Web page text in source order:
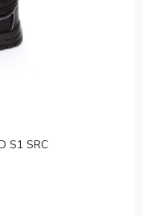
S1 SRC